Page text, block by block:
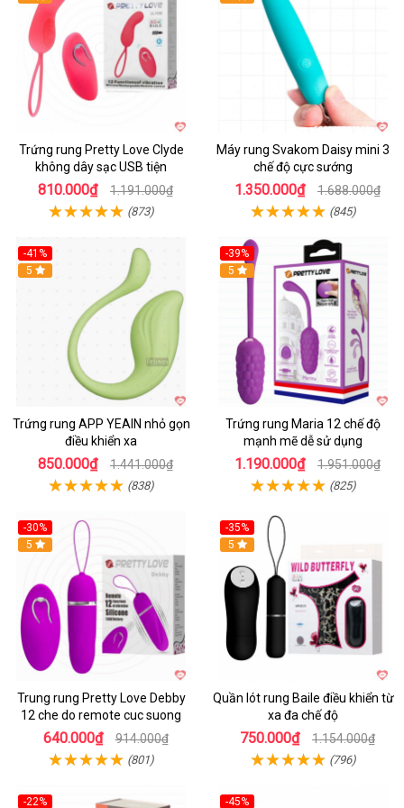
Trứng rung Pretty Love Clyde
không dây sạc USB tiện
810.000₫ 1.191.000₫
(873)
Máy rung Svakom Daisy mini 3
chế độ cực sướng
1.350.000₫ 1.688.000₫
(845)
-41%
Hot
5
Trứng rung APP YEAIN nhỏ gọn
điều khiển xa
850.000₫ 1.441.000₫
(838)
-39%
Hot
5
Trứng rung Maria 12 chế độ
mạnh mẽ dễ sử dụng
1.190.000₫ 1.951.000₫
(825)
-30%
Hot
5
Trung rung Pretty Love Debby
12 che do remote cuc suong
640.000₫ 914.000₫
(801)
-35%
Hot
5
Quần lót rung Baile điều khiển từ
xa đa chế độ
750.000₫ 1.154.000₫
(796)
-22%
-45%